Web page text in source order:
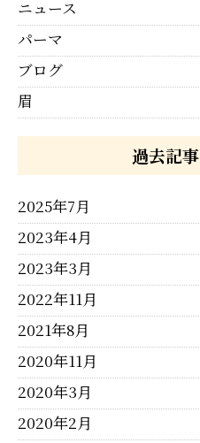
ニュース
パーマ
ブログ
眉
過去記事
2025年7月
2023年4月
2023年3月
2022年11月
2021年8月
2020年11月
2020年3月
2020年2月